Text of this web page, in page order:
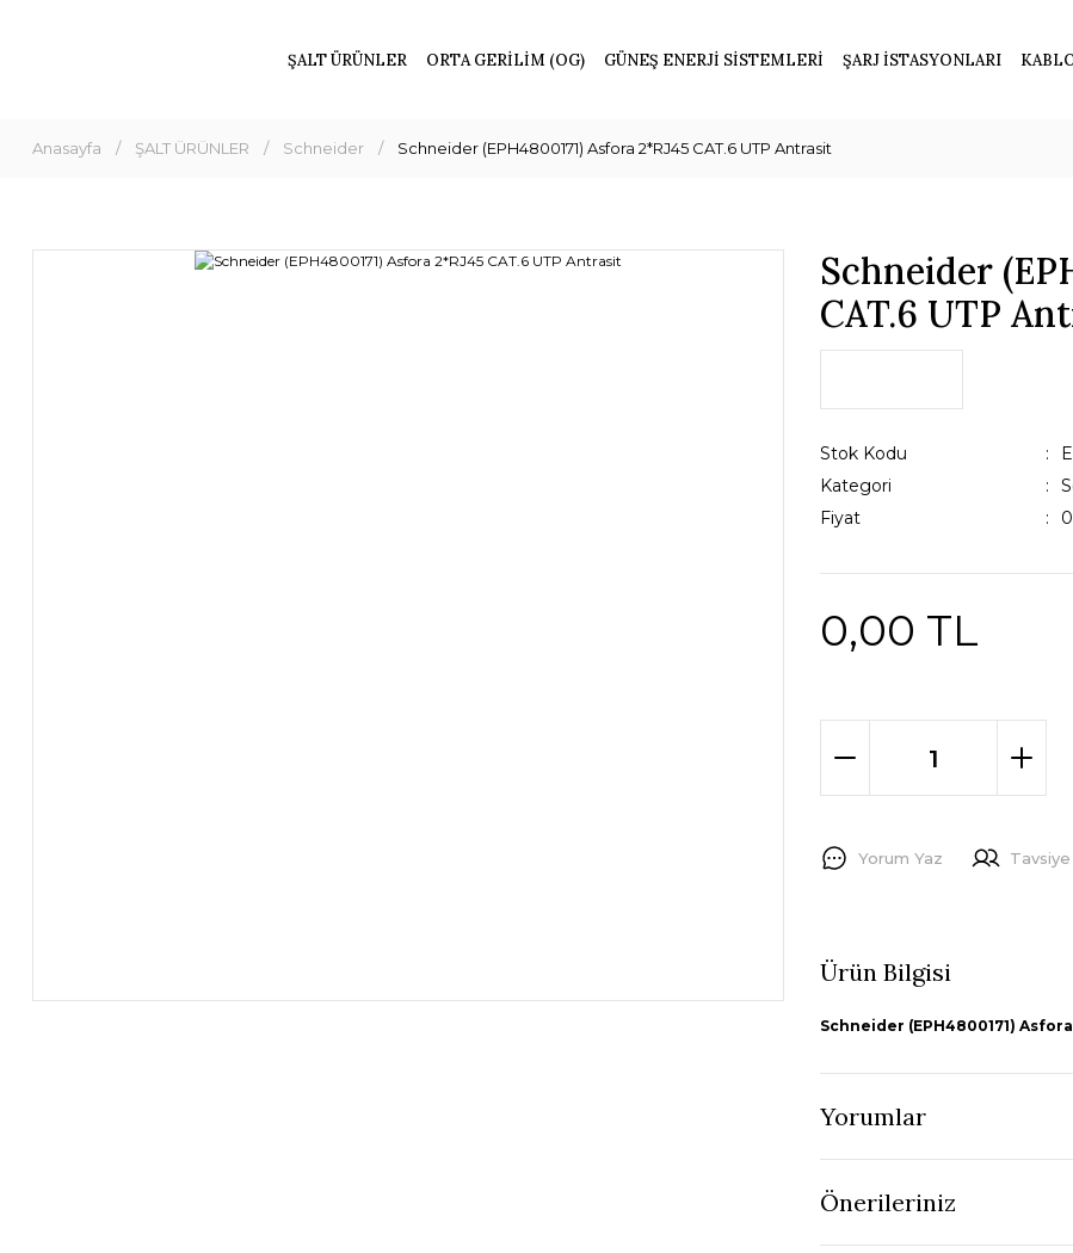
ŞALT ÜRÜNLER ORTA GERİLİM (OG) GÜNEŞ ENERJİ SİSTEMLERİ ŞARJ İSTASYONLARI
Anasayfa ŞALT ÜRÜNLER Schneider Schneider (EPH4800171) Asfora 2*RJ45 CAT.6 UTP Antrasit
Schneider
CAT.6 UTP
Stok Kodu
Kategori
Fiyat
0,00 TL
Yorum Yaz
Ürün Bilgisi
Schneider (EPH4800171)
Yorumlar
Önerileriniz